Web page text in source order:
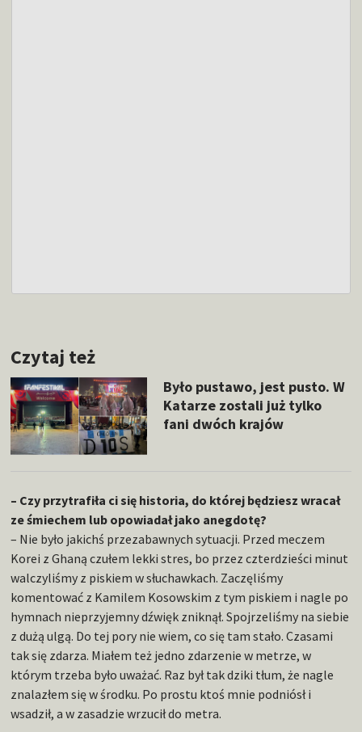
Czytaj też
Było pustawo, jest pusto. W
Katarze zostali już tylko
fani dwóch krajów
– Czy przytrafiła ci się historia, do której będziesz wracał
ze śmiechem lub opowiadał jako anegdotę?
– Nie było jakichś przezabawnych sytuacji. Przed meczem
Korei z Ghaną czułem lekki stres, bo przez czterdzieści minut
walczyliśmy z piskiem w słuchawkach. Zaczęliśmy
komentować z Kamilem Kosowskim z tym piskiem i nagle po
hymnach nieprzyjemny dźwięk zniknął. Spojrzeliśmy na siebie
z dużą ulgą. Do tej pory nie wiem, co się tam stało. Czasami
tak się zdarza. Miałem też jedno zdarzenie w metrze, w
którym trzeba było uważać. Raz był tak dziki tłum, że nagle
znalazłem się w środku. Po prostu ktoś mnie podniósł i
wsadził, a w zasadzie wrzucił do metra.